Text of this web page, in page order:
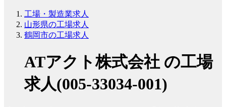
工場・製造業求人
山形県の工場求人
鶴岡市の工場求人
ATアクト株式会社 の工場
求人(005-33034-001)